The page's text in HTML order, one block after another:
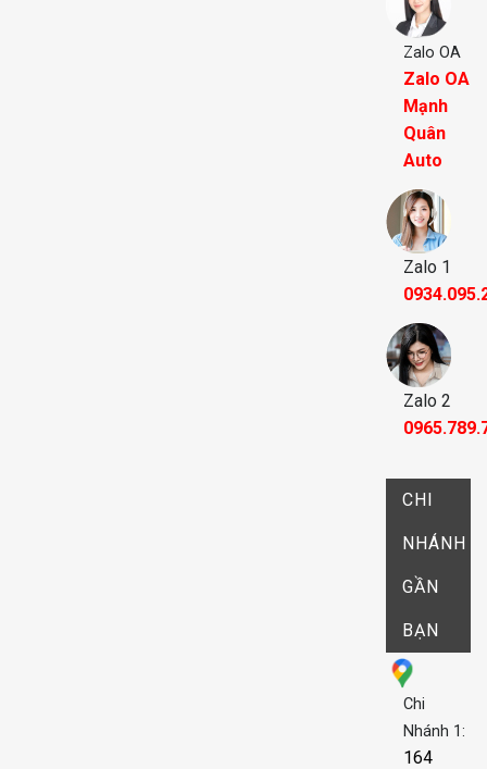
Zalo OA
Zalo OA
Mạnh
Quân
Auto
Zalo 1
Zalo 2
CHI
NHÁNH
GẦN
BẠN
Chi
Nhánh 1:
164